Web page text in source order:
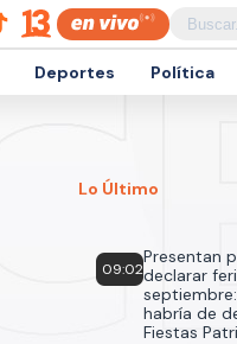
Deportes Política
Lo Último
09:02
Presentan
declarar
habría de
Fiestas